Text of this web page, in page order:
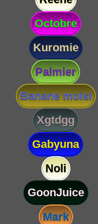
Octobre
Kuromie
Palmier
Banane moisi
Xgtdgg
Gabyuna
Noli
GoonJuice
Mark